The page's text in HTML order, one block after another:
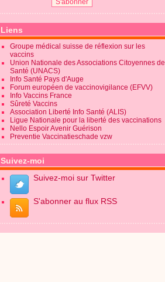
Liens
Groupe médical suisse de réflexion sur les
vaccins
Union Nationale des Associations Citoyennes de
Santé (UNACS)
Info Santé Pays d'Auge
Forum européen de vaccinovigilance (EFVV)
Info Vaccins France
Sûreté Vaccins
Association Liberté Info Santé (ALIS)
Ligue Nationale pour la liberté des vaccinations
Nello Espoir Avenir Guérison
Preventie Vaccinatieschade vzw
Suivez-moi
Suivez-moi sur Twitter
S'abonner au flux RSS